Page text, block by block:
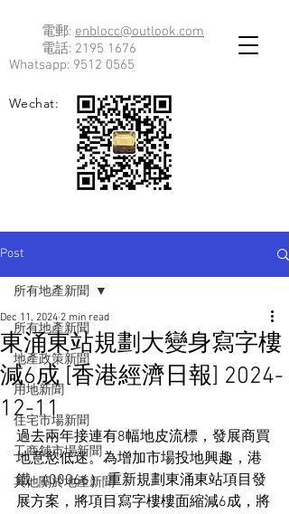
電郵: enblocc@outlook.com
電話: 2195 1676
Whatsapp: 9512 0565
Wechat:
Post
所有地產新聞
地產政策新聞
用地新聞
住宅市場新聞
工商舖市場新聞
其他關於地產新聞
所有地產新聞
東涌東站規劃大變身寫字樓
減6成 [香港經濟日報] 2024-
12-11
Dec 11, 2024 2 min read
過去兩年接連有8幅地皮流標，發展商買
地意慾低迷。為增加市場投地興趣，港
鐵 （00066） 重新規劃東涌東站項目發
展方案，將項目寫字樓樓面縮減6成，將